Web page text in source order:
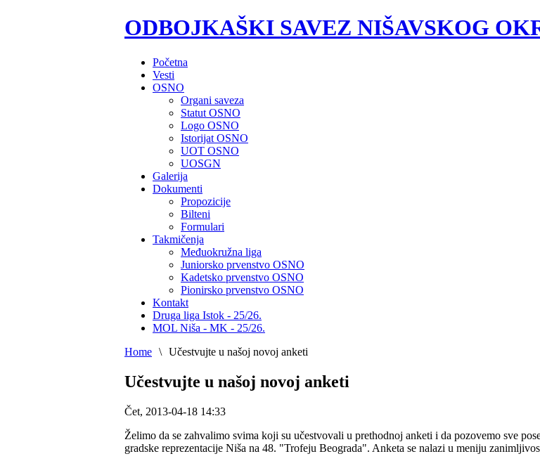
ODBOJKAŠKI SAVEZ NIŠAVSKOG
Početna
Vesti
OSNO
Organi saveza
Statut OSNO
Logo OSNO
Istorijat OSNO
UOT OSNO
UOSGN
Galerija
Dokumenti
Propozicije
Bilteni
Formulari
Takmičenja
Međuokružna liga
Juniorsko prvenstvo OSNO
Kadetsko prvenstvo OSNO
Pionirsko prvenstvo OSNO
Kontakt
Druga liga Istok - 25/26.
MOL Niša - MK - 25/26.
Home \ Učestvujte u našoj novoj anketi
Učestvujte u našoj novoj anketi
Čet, 2013-04-18 14:33
Želimo da se zahvalimo svima koji su učestvovali u prethodnoj anketi i da pozovemo sve
gradske reprezentacije Niša na 48. "Trofeju Beograda". Anketa se nalazi u meniju